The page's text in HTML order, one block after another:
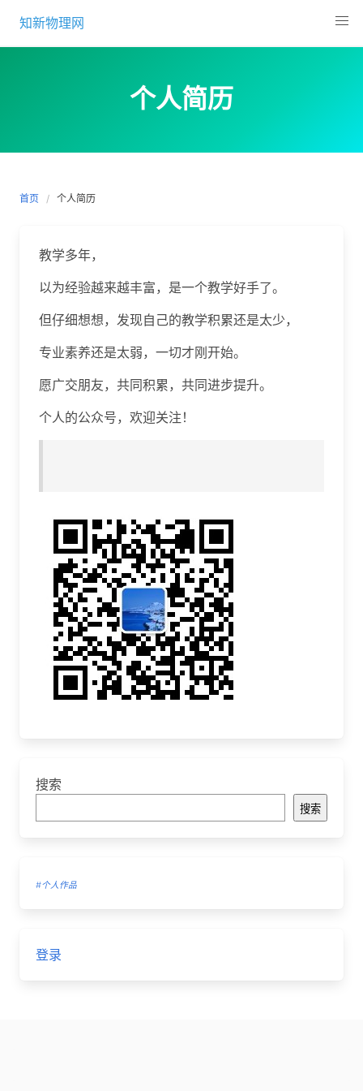
content
知新物理网
个人简历
首页 个人简历
教学多年，
以为经验越来越丰富，是一个教学好手了。
但仔细想想，发现自己的教学积累还是太少，
专业素养还是太弱，一切才刚开始。
愿广交朋友，共同积累，共同进步提升。
个人的公众号，欢迎关注！
搜索
搜索
#个人作品
登录